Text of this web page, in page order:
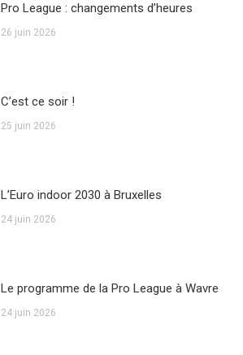
Pro League : changements d’heures
26 juin 2026
C’est ce soir !
25 juin 2026
L’Euro indoor 2030 à Bruxelles
24 juin 2026
Le programme de la Pro League à Wavre
24 juin 2026